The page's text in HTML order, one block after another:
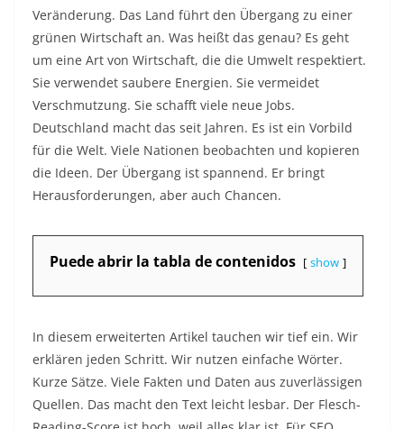
Veränderung. Das Land führt den Übergang zu einer
grünen Wirtschaft an. Was heißt das genau? Es geht
um eine Art von Wirtschaft, die die Umwelt respektiert.
Sie verwendet saubere Energien. Sie vermeidet
Verschmutzung. Sie schafft viele neue Jobs.
Deutschland macht das seit Jahren. Es ist ein Vorbild
für die Welt. Viele Nationen beobachten und kopieren
die Ideen. Der Übergang ist spannend. Er bringt
Herausforderungen, aber auch Chancen.
Puede abrir la tabla de contenidos show
In diesem erweiterten Artikel tauchen wir tief ein. Wir
erklären jeden Schritt. Wir nutzen einfache Wörter.
Kurze Sätze. Viele Fakten und Daten aus zuverlässigen
Quellen. Das macht den Text leicht lesbar. Der Flesch-